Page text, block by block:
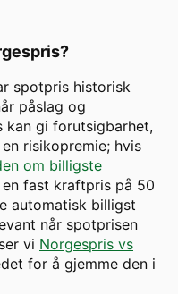
spotpris historisk
påslag og
kan gi forutsigbarhet,
risikopremie; hvis
om billigste
fast kraftpris på 50
automatisk billigst
når spotprisen
vi Norgespris vs
for å gjemme den i